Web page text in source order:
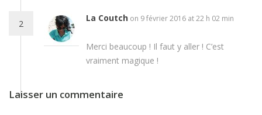
2
La Coutch on 9 février 2016 at 22 h 02 min
Merci beaucoup ! Il faut y aller ! C’est
vraiment magique !
Laisser un commentaire